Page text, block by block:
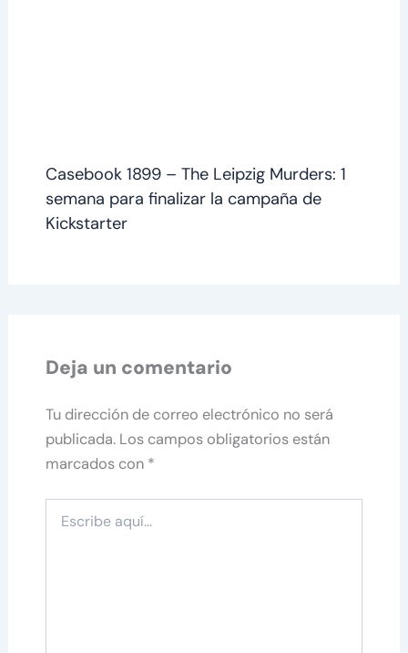
Casebook 1899 – The Leipzig Murders: 1
semana para finalizar la campaña de
Kickstarter
Deja un comentario
Tu dirección de correo electrónico no será
publicada. Los campos obligatorios están
marcados con *
aquí...